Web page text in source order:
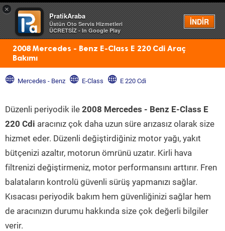
×
PratikAraba
Üstün Oto Servis Hizmetleri
ÜCRETSİZ - In Google Play
İNDİR
Menü
2008 Mercedes - Benz E-Class E 220 Cdi Araç
Bakımı
Mercedes - Benz E-Class E 220 Cdi
Düzenli periyodik ile 2008 Mercedes - Benz E-Class E
220 Cdi aracınız çok daha uzun süre arızasız olarak size
hizmet eder. Düzenli değiştirdiğiniz motor yağı, yakıt
bütçenizi azaltır, motorun ömrünü uzatır. Kirli hava
filtrenizi değiştirmeniz, motor performansını arttırır. Fren
balataların kontrolü güvenli sürüş yapmanızı sağlar.
Kısacası periyodik bakım hem güvenliğinizi sağlar hem
de aracınızın durumu hakkında size çok değerli bilgiler
verir.